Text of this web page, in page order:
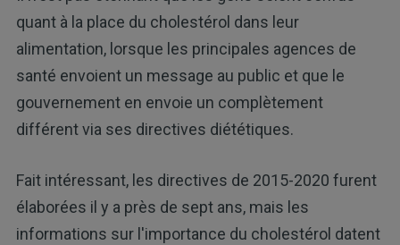
quant à la place du cholestérol dans leur
alimentation, lorsque les principales agences de
santé envoient un message au public et que le
gouvernement en envoie un complètement
différent via ses directives diététiques.
Fait intéressant, les directives de 2015-2020 furent
élaborées il y a près de sept ans, mais les
informations sur l'importance du cholestérol datent